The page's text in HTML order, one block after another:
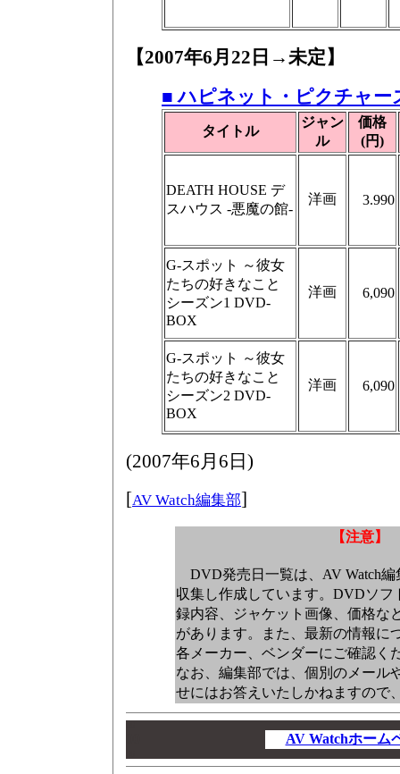
【2007年6月22日→未定】
■ ハピネット・ピクチャー
タイトル
ジャン
ル
価格
(円)
DEATH HOUSE デ
スハウス -悪魔の館-
洋画 3.990
G-スポット ～彼女
たちの好きなこと
シーズン1 DVD-
BOX
洋画 6,090
G-スポット ～彼女
たちの好きなこと
シーズン2 DVD-
BOX
洋画 6,090
(2007年6月6日 )
[AV Watch編集部]
【注意】
DVD発売日一覧は、AV Watch編
収集し作成しています。DVDソフ
録内容、ジャケット画像、価格な
があります。また、最新の情報に
各メーカー、ベンダーにご確認く
なお、編集部では、個別のメール
せにはお答えいたしかねますので
AV Watchホーム